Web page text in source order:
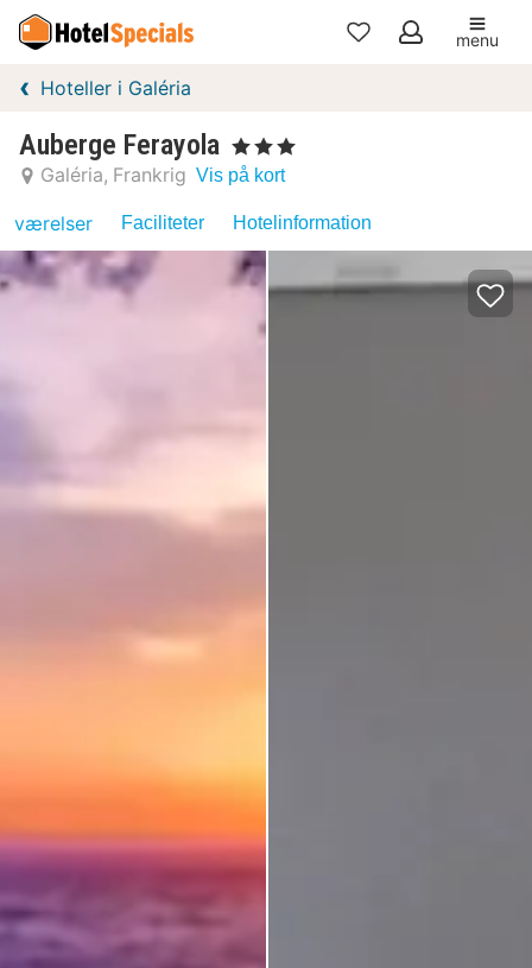
Mine
menu
Hoteller i Galéria
Auberge Ferayola , 3 Stjerner
Galéria Frankrig Vis på kort
værelser Faciliteter Hotelinformation